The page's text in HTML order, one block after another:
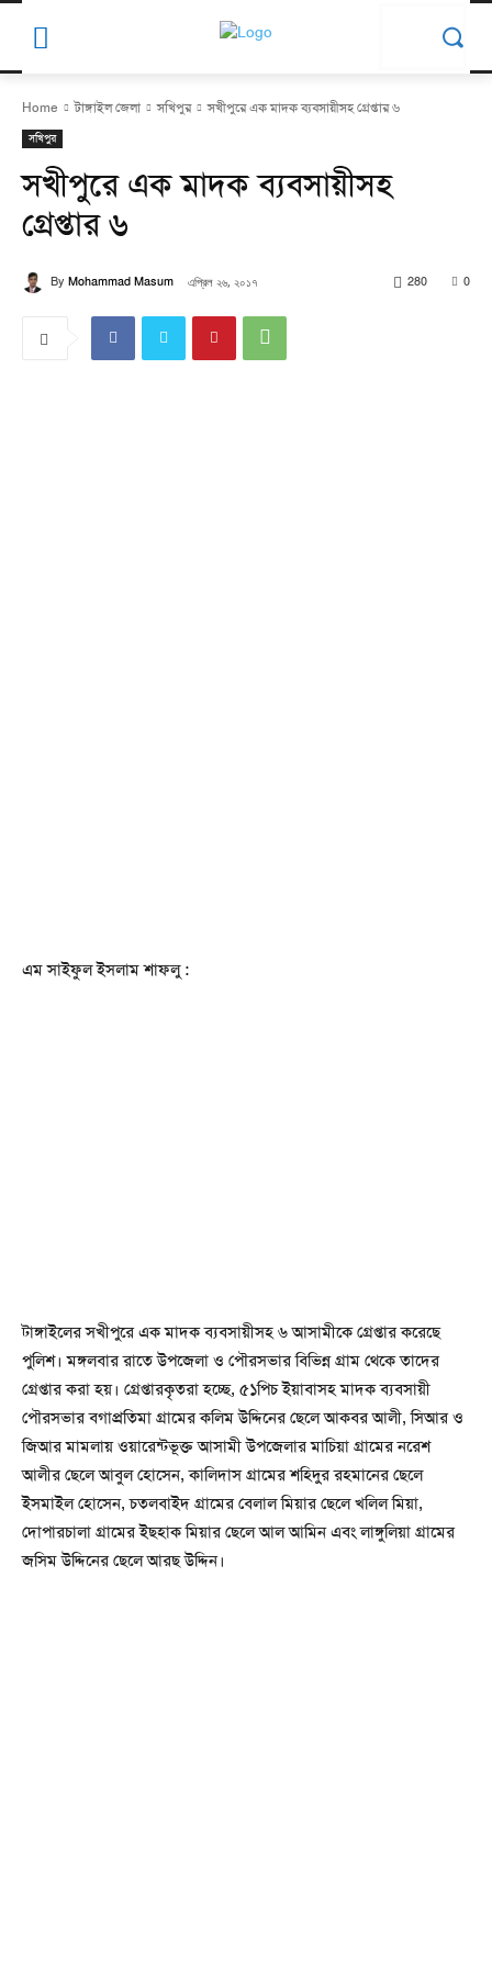
Home টাঙ্গাইল জেলা সখিপুর সখীপুরে এক মাদক ব্যবসায়ীসহ গ্রেপ্তার ৬
সখিপুর
সখীপুরে এক মাদক ব্যবসায়ীসহ
গ্রেপ্তার ৬
By Mohammad Masum এপ্রিল ২৬, ২০১৭ 0
280
এম সাইফুল ইসলাম শাফলু :
টাঙ্গাইলের সখীপুরে এক মাদক ব্যবসায়ীসহ ৬ আসামীকে গ্রেপ্তার করেছে
পুলিশ। মঙ্গলবার রাতে উপজেলা ও পৌরসভার বিভিন্ন গ্রাম থেকে তাদের
গ্রেপ্তার করা হয়। গ্রেপ্তারকৃতরা হচ্ছে, ৫১পিচ ইয়াবাসহ মাদক ব্যবসায়ী
পৌরসভার বগাপ্রতিমা গ্রামের কলিম উদ্দিনের ছেলে আকবর আলী, সিআর ও
জিআর মামলায় ওয়ারেন্টভূক্ত আসামী উপজেলার মাচিয়া গ্রামের নরেশ
আলীর ছেলে আবুল হোসেন, কালিদাস গ্রামের শহিদুর রহমানের ছেলে
ইসমাইল হোসেন, চতলবাইদ গ্রামের বেলাল মিয়ার ছেলে খলিল মিয়া,
দোপারচালা গ্রামের ইছহাক মিয়ার ছেলে আল আমিন এবং লাঙ্গুলিয়া গ্রামের
জসিম উদ্দিনের ছেলে আরছ উদ্দিন।